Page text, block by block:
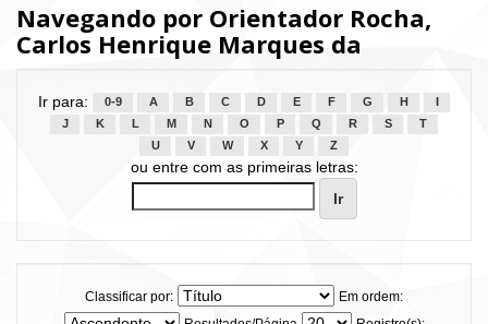
Navegando por Orientador Rocha,
Carlos Henrique Marques da
Ir para: 0-9 A B C D E F G H
J
K L M N O P Q R S
T
U
V W X Y Z
ou entre com as primeiras letras:
Classificar por:
Em ordem: